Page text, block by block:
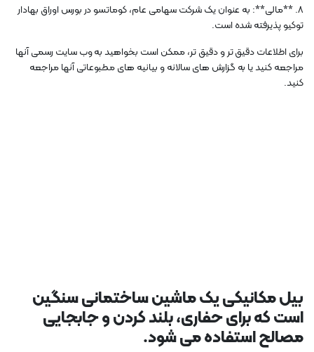
8. **مالی**: به عنوان یک شرکت سهامی عام، کوماتسو در بورس اوراق بهادار
توکیو پذیرفته شده است.
برای اطلاعات دقیق تر و دقیق تر، ممکن است بخواهید به وب سایت رسمی آنها
مراجعه کنید یا به گزارش های سالانه و بیانیه های مطبوعاتی آنها مراجعه
کنید.
بیل مکانیکی یک ماشین ساختمانی سنگین
است که برای حفاری، بلند کردن و جابجایی
مصالح استفاده می شود.